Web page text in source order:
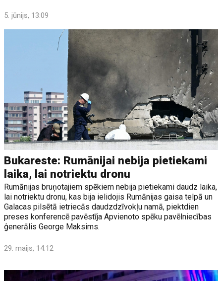
5. jūnijs, 13:09
Bukareste: Rumānijai nebija pietiekami
laika, lai notriektu dronu
Rumānijas bruņotajiem spēkiem nebija pietiekami daudz laika,
lai notriektu dronu, kas bija ielidojis Rumānijas gaisa telpā un
Galacas pilsētā ietriecās daudzdzīvokļu namā, piektdien
preses konferencē pavēstīja Apvienoto spēku pavēlniecības
ģenerālis George Maksims.
29. maijs, 14:12